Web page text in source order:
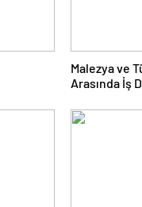
Malezya ve
Arasında İş